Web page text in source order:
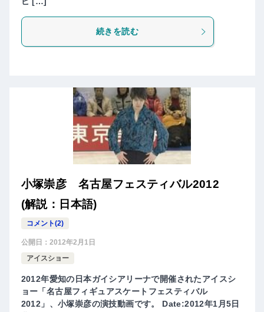
続きを読む
小塚崇彦 名古屋フェスティバル2012
(解説：日本語)
コメント(2)
公開日： 2012年2月1日
アイスショー
2012年愛知の日本ガイシアリーナで開催されたアイスシ
ョー「名古屋フィギュアスケートフェスティバル
2012」、小塚崇彦の演技動画です。 Date:2012年1月5日